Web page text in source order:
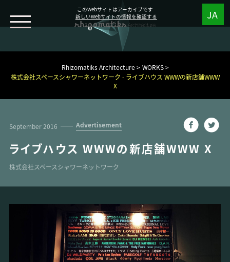
このWebサイトはアーカイブです
新しいWebサイトの情報を確認する
Rhizomatiks Architecture
WORKS
株式会社スペースシャワーネットワーク - ライブハウス WWWの新店舗WWW
X
September 2016 Advertisement
ライブハウス WWWの新店舗WWW X
株式会社スペースシャワーネットワーク
WORKS
NEWS
ABOUT
Design